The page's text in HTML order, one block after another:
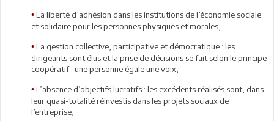
• La liberté d’adhésion dans les institutions de l’économie sociale
et solidaire pour les personnes physiques et morales,
• La gestion collective, participative et démocratique : les
dirigeants sont élus et la prise de décisions se fait selon le principe
coopératif : une personne égale une voix,
• L’absence d’objectifs lucratifs : les excédents réalisés sont, dans
leur quasi-totalité réinvestis dans les projets sociaux de
l’entreprise,